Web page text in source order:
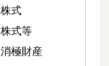
株式
株式等
消極財産